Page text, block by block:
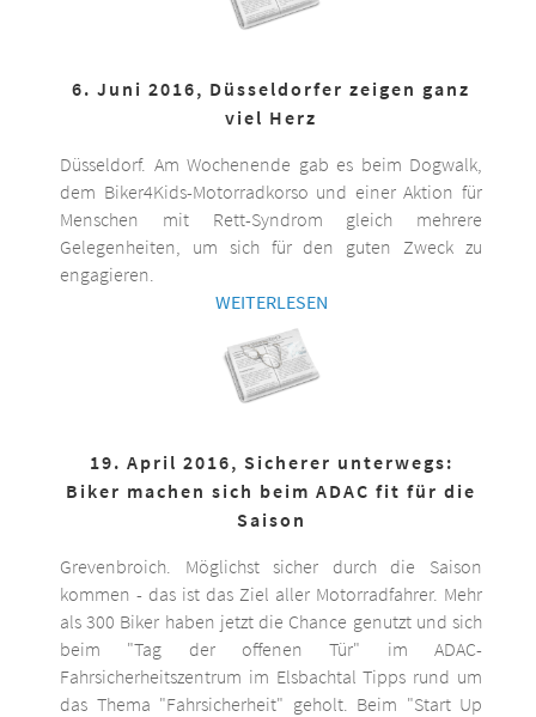
6. Juni 2016, Düsseldorfer zeigen ganz
viel Herz
Düsseldorf. Am Wochenende gab es beim Dogwalk,
dem Biker4Kids-Motorradkorso und einer Aktion für
Menschen mit Rett-Syndrom gleich mehrere
Gelegenheiten, um sich für den guten Zweck zu
engagieren.
WEITERLESEN
19. April 2016, Sicherer unterwegs:
Biker machen sich beim ADAC fit für die
Saison
Grevenbroich. Möglichst sicher durch die Saison
kommen - das ist das Ziel aller Motorradfahrer. Mehr
als 300 Biker haben jetzt die Chance genutzt und sich
beim "Tag der offenen Tür" im ADAC-
Fahrsicherheitszentrum im Elsbachtal Tipps rund um
das Thema "Fahrsicherheit" geholt. Beim "Start Up